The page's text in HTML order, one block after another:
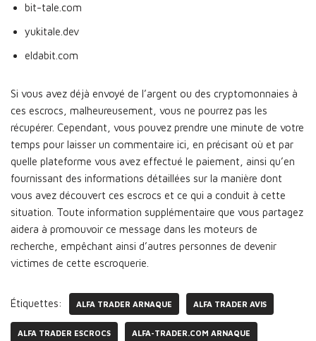
bit-tale.com
yukitale.dev
eldabit.com
Si vous avez déjà envoyé de l’argent ou des cryptomonnaies à
ces escrocs, malheureusement, vous ne pourrez pas les
récupérer. Cependant, vous pouvez prendre une minute de votre
temps pour laisser un commentaire ici, en précisant où et par
quelle plateforme vous avez effectué le paiement, ainsi qu’en
fournissant des informations détaillées sur la manière dont
vous avez découvert ces escrocs et ce qui a conduit à cette
situation. Toute information supplémentaire que vous partagez
aidera à promouvoir ce message dans les moteurs de
recherche, empêchant ainsi d’autres personnes de devenir
victimes de cette escroquerie.
Étiquettes: ALFA TRADER ARNAQUE ALFA TRADER AVIS
ALFA TRADER ESCROCS ALFA-TRADER.COM ARNAQUE